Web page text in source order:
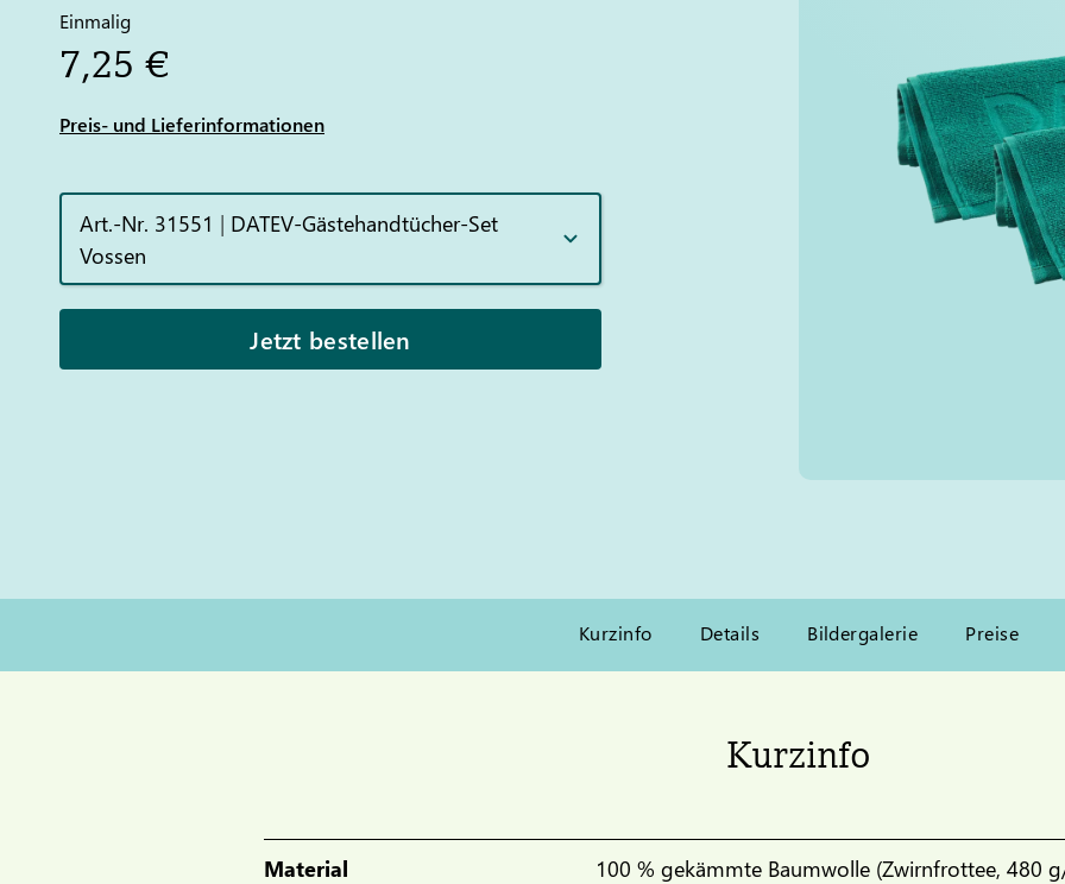
Einmalig
7,25 €
Preis- und Lieferinformationen
Art.-Nr. 31551 | DATEV-Gästehandtücher-Set
Vossen
Jetzt bestellen
Kurzinfo Details Bildergalerie Preise
Kurzinfo
Material 100 % gekämmte Baumwolle (Zwirnfrottee, 480